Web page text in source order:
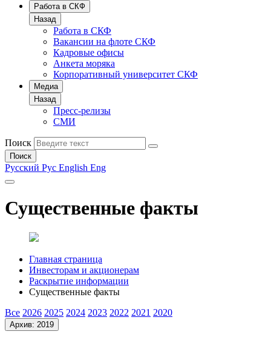
Работа в СКФ
Назад
Работа в СКФ
Вакансии на флоте СКФ
Кадровые офисы
Анкета моряка
Корпоративный университет СКФ
Медиа
Назад
Пресс-релизы
СМИ
Поиск
Поиск
Русский Рус English Eng
Существенные факты
Главная страница
Инвесторам и акционерам
Раскрытие информации
Существенные факты
Все 2026 2025 2024 2023 2022 2021 2020
Архив: 2019